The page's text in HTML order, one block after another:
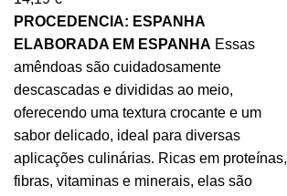
PROCEDENCIA: ESPANHA
ELABORADA EM ESPANHA Essas
amêndoas são cuidadosamente
descascadas e divididas ao meio,
oferecendo uma textura crocante e um
sabor delicado, ideal para diversas
aplicações culinárias. Ricas em proteínas,
fibras, vitaminas e minerais, elas são